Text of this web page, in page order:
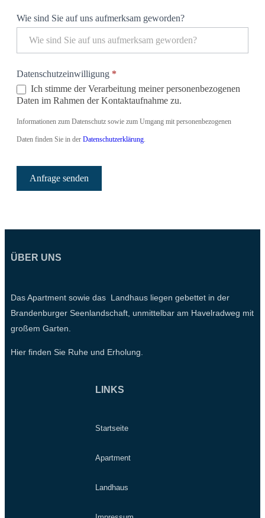
Wie sind Sie auf uns aufmerksam geworden?
Datenschutzeinwilligung *
Ich stimme der Verarbeitung meiner personenbezogenen
Daten im Rahmen der Kontaktaufnahme zu.
Informationen zum Datenschutz sowie zum Umgang mit personenbezogenen
Daten finden Sie in der Datenschutzerklärung.
Anfrage senden
ÜBER UNS
Das Apartment sowie das Landhaus liegen gebettet in der
Brandenburger Seenlandschaft, unmittelbar am Havelradweg mit
großem Garten.
Hier finden Sie Ruhe und Erholung.
LINKS
Startseite
Apartment
Landhaus